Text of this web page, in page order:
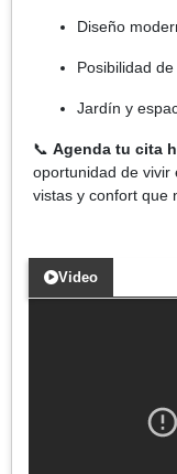
Diseño
Posibilidad
Jardín y
📞 Agenda tu cita
oportunidad de vivir
vistas y confort que
Video